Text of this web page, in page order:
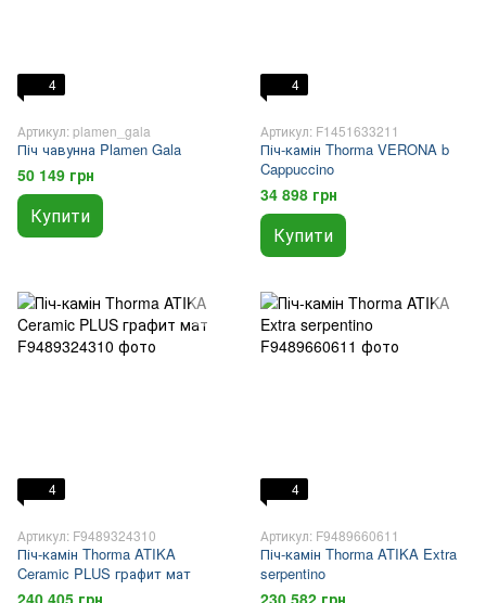
4
Артикул: plamen_gala
Піч чавунна Plamen Gala
50 149 грн
Купити
4
Артикул: F1451633211
Піч-камін Thorma VERONA b
Cappuccino
34 898 грн
Купити
4
Артикул: F9489324310
Піч-камін Thorma ATIKA
Ceramic PLUS графит мат
240 405 грн
4
Артикул: F9489660611
Піч-камін Thorma ATIKA Extra
serpentino
230 582 грн